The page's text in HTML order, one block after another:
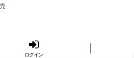
売
ログイン